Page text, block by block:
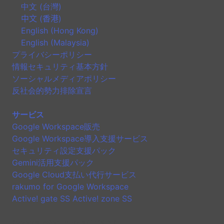
中文 (台灣)
中文 (香港)
English (Hong Kong)
English (Malaysia)
プライバシーポリシー
情報セキュリティ基本方針
ソーシャルメディアポリシー
反社会的勢力排除宣言
サービス
Google Workspace販売
Google Workspace導入支援サービス
セキュリティ設定支援パック
Gemini活用支援パック
Google Cloud支払い代行サービス
rakumo for Google Workspace
Active! gate SS Active! zone SS